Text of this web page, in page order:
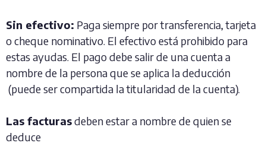
Sin efectivo: Paga siempre por transferencia, tarjeta
o cheque nominativo. El efectivo está prohibido para
estas ayudas. El pago debe salir de una cuenta a
nombre de la persona que se aplica la deducción
(puede ser compartida la titularidad de la cuenta).
Las facturasdeben estar a nombre de quien se
deduce